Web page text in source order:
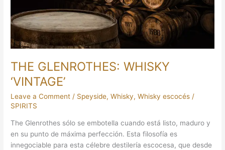
THE GLENROTHES: WHISKY
‘VINTAGE’
Leave a Comment / Speyside,Whisky,Whisky escocés /
SPIRITS
The Glenrothes sólo se embotella cuando está listo, maduro y
en su punto de máxima perfección. Esta filosofía es
innegociable para esta célebre destilería escocesa, que desde